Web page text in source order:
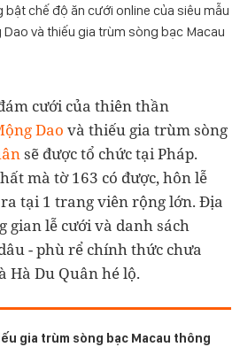
chế độ ăn cưới online của siêu mẫu
Dao và thiếu gia trùm sòng bạc Macau
cưới của thiên thần
Dao và thiếu gia trùm sòng
sẽ được tổ chức tại Pháp.
mà tờ 163 có được, hôn lễ
tại 1 trang viên rộng lớn. Địa
gian lễ cưới và danh sách
- phù rể chính thức chưa
Hà Du Quân hé lộ.
gia trùm sòng bạc Macau thông